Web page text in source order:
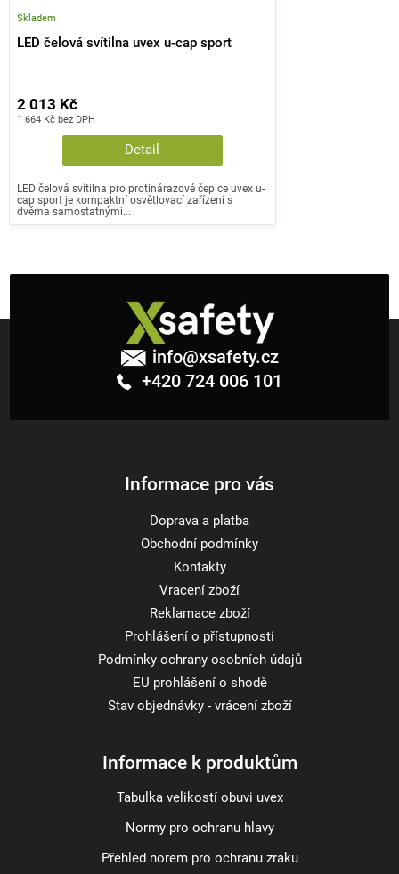
LED čelová svítilna uvex u-cap sport
Skladem
1 664 Kč bez DPH
2 013 Kč
Detail
LED čelová svítilna pro protinárazové čepice uvex u-
cap sport je kompaktní osvětlovací zařízení s
dvěma samostatnými...
info@xsafety.cz
+420 724 006 101
Informace pro vás
Doprava a platba
Obchodní podmínky
Kontakty
Vracení zboží
Reklamace zboží
Prohlášení o přístupnosti
Podmínky ochrany osobních údajů
EU prohlášení o shodě
Stav objednávky - vrácení zboží
Informace k produktům
Tabulka velikostí obuvi uvex
Normy pro ochranu hlavy
Přehled norem pro ochranu zraku